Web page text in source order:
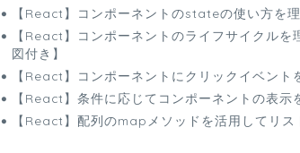
【React】コンポーネントのstateの使い方を
【React】コンポーネントのライフサイクルを
図付き】
【React】コンポーネントにクリックイベント
【React】条件に応じてコンポーネントの表示
【React】配列のmapメソッドを活用してリス